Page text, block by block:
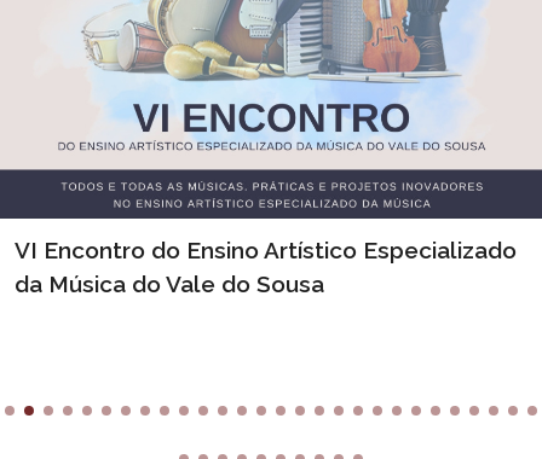
VI Encontro do Ensino Artístico Especializado
da Música do Vale do Sousa